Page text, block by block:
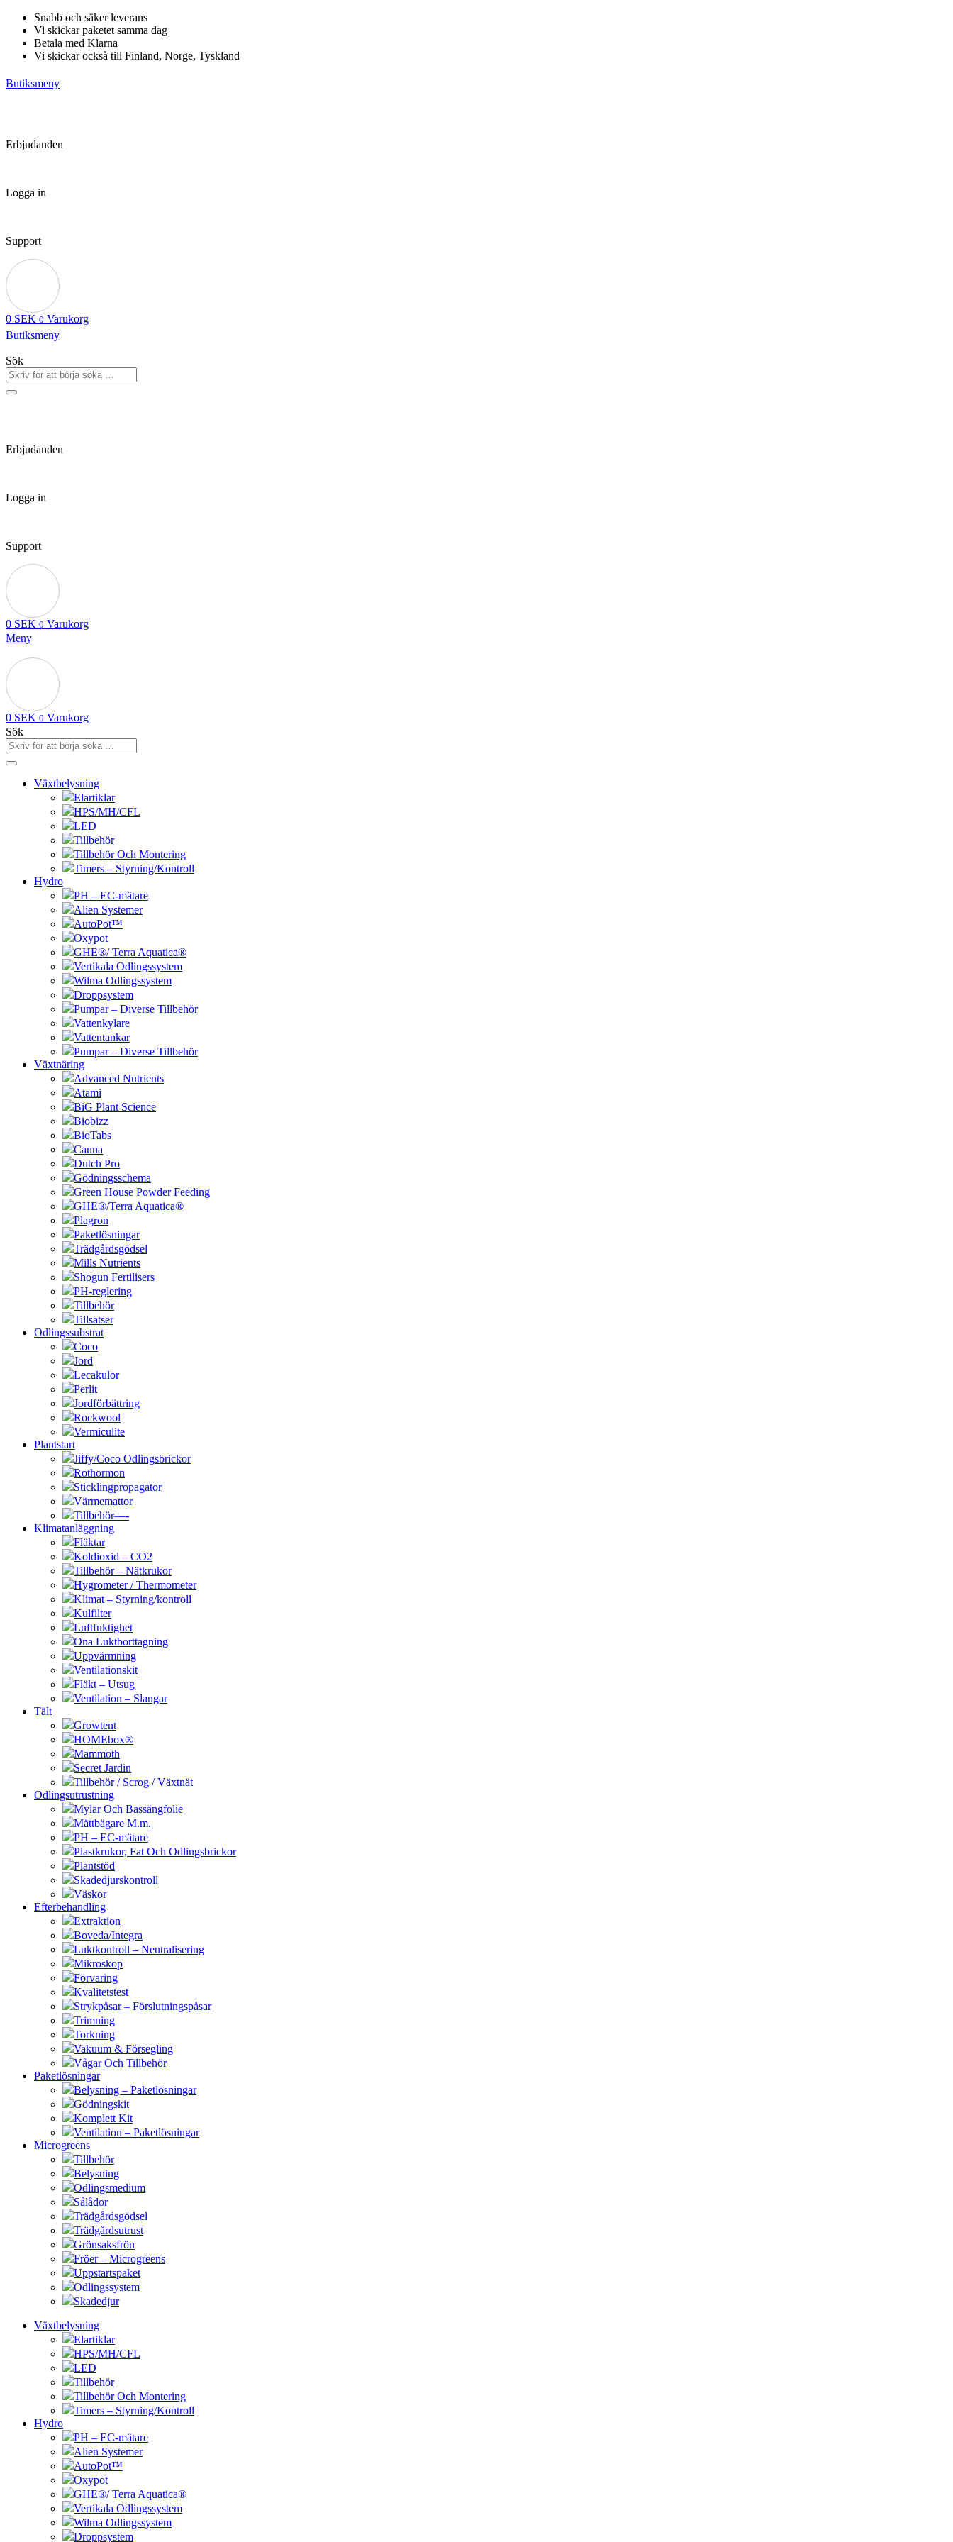
Hoppa
innehåll
Snabb och säker leverans
Vi skickar paketet samma dag
Betala med Klarna
Vi skickar också till Finland, Norge, Tyskland
Butiksmeny
Erbjudanden
Logga in
Support
0 SEK 0 Varukorg
Butiksmeny
Sök
Erbjudanden
Logga in
Support
0 SEK 0 Varukorg
Meny
0 SEK 0 Varukorg
Sök
Växtbelysning
Elartiklar
HPS/MH/CFL
LED
Tillbehör
Tillbehör Och Montering
Timers – Styrning/Kontroll
Hydro
PH – EC-mätare
Alien Systemer
AutoPot™
Oxypot
GHE®/ Terra Aquatica®
Vertikala Odlingssystem
Wilma Odlingssystem
Droppsystem
Pumpar – Diverse Tillbehör
Vattenkylare
Vattentankar
Pumpar – Diverse Tillbehör
Växtnäring
Advanced Nutrients
Atami
BiG Plant Science
Biobizz
BioTabs
Canna
Dutch Pro
Gödningsschema
Green House Powder Feeding
GHE®/Terra Aquatica®
Plagron
Paketlösningar
Trädgårdsgödsel
Mills Nutrients
Shogun Fertilisers
PH-reglering
Tillbehör
Tillsatser
Odlingssubstrat
Coco
Jord
Lecakulor
Perlit
Jordförbättring
Rockwool
Vermiculite
Plantstart
Jiffy/Coco Odlingsbrickor
Rothormon
Sticklingpropagator
Värmemattor
Tillbehör—-
Klimatanläggning
Fläktar
Koldioxid – CO2
Tillbehör – Nätkrukor
Hygrometer / Thermometer
Klimat – Styrning/kontroll
Kulfilter
Luftfuktighet
Ona Luktborttagning
Uppvärmning
Ventilationskit
Fläkt – Utsug
Ventilation – Slangar
Tält
Growtent
HOMEbox®
Mammoth
Secret Jardin
Tillbehör / Scrog / Växtnät
Odlingsutrustning
Mylar Och Bassängfolie
Måttbägare M.m.
PH – EC-mätare
Plastkrukor, Fat Och Odlingsbrickor
Plantstöd
Skadedjurskontroll
Väskor
Efterbehandling
Extraktion
Boveda/Integra
Luktkontroll – Neutralisering
Mikroskop
Förvaring
Kvalitetstest
Strykpåsar – Förslutningspåsar
Trimning
Torkning
Vakuum & Försegling
Vågar Och Tillbehör
Paketlösningar
Belysning – Paketlösningar
Gödningskit
Komplett Kit
Ventilation – Paketlösningar
Microgreens
Tillbehör
Belysning
Odlingsmedium
Sålådor
Trädgårdsgödsel
Trädgårdsutrust
Grönsaksfrön
Fröer – Microgreens
Uppstartspaket
Odlingssystem
Skadedjur
Växtbelysning
Elartiklar
HPS/MH/CFL
LED
Tillbehör
Tillbehör Och Montering
Timers – Styrning/Kontroll
Hydro
PH – EC-mätare
Alien Systemer
AutoPot™
Oxypot
GHE®/ Terra Aquatica®
Vertikala Odlingssystem
Wilma Odlingssystem
Droppsystem